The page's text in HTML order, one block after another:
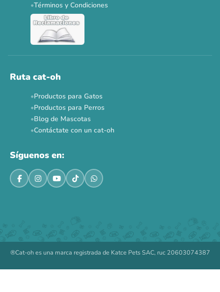
Ver todas las promos 🐾
Términos y Condiciones
Ruta cat-oh
Productos para Gatos
Productos para Perros
Blog de Mascotas
Contáctate con un cat-oh
Síguenos en:
®Cat-oh es una marca registrada de Katce Pets SAC, ruc 20603074387